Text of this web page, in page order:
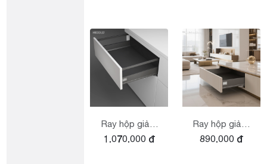
Ray hộp giảm
chấn Higold -
1.070.000 đ
Ray hộp giảm
chấn Higold -
890.000 đ